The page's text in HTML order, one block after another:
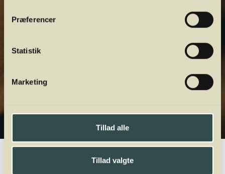
Præferencer
Statistik
Marketing
Tillad alle
Tillad valgte